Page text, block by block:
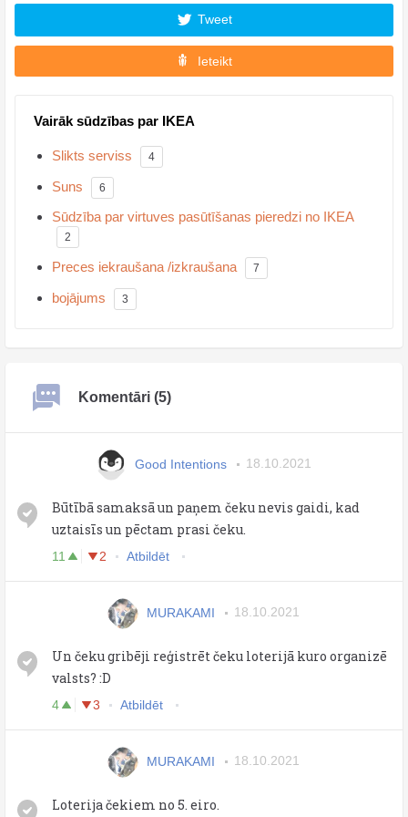
Tweet
Ieteikt
Vairāk sūdzības par IKEA
Slikts serviss 4
Suns 6
Sūdzība par virtuves pasūtīšanas pieredzi no IKEA
2
Preces iekraušana /izkraušana 7
bojājums 3
Komentāri (5)
Good Intentions 18.10.2021
Būtībā samaksā un paņem čeku nevis gaidi, kad
uztaisīs un pēctam prasi čeku.
11 2 Atbildēt
MURAKAMI 18.10.2021
Un čeku gribēji reģistrēt čeku loterijā kuro organizē
valsts? :D
4 3 Atbildēt
MURAKAMI 18.10.2021
Loterija čekiem no 5. eiro.